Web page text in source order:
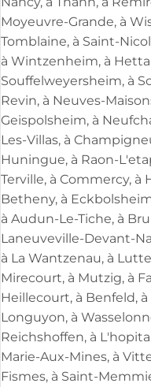
Moyeuvre-Grande, à
Tomblaine, à Saint-
à Wintzenheim, à
Souffelweyersheim, à
Revin, à Neuves-
Geispolsheim, à
Les-Villas, à
Huningue, à Raon-
Terville, à Commercy, à
Betheny, à
à Audun-Le-Tiche, à
Laneuveville-Devant-
à La Wantzenau, à
Mirecourt, à Mutzig, à
Heillecourt, à Benfeld,
Longuyon, à
Reichshoffen, à
Marie-Aux-Mines, à
Fismes, à Saint-